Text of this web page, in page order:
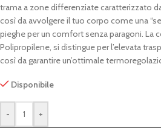
trama a zone differenziate caratterizzato
così da avvolgere il tuo corpo come una
pieghe per un comfort senza paragoni. La
Polipropilene, si distingue per l’elevata
così da garantire un’ottimale
Disponibile
- +